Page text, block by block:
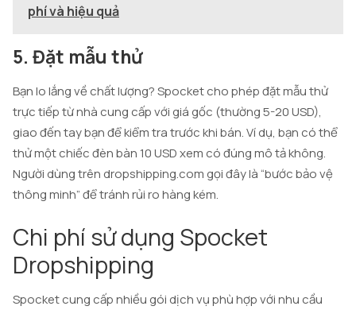
phí và hiệu quả
5. Đặt mẫu thử
Bạn lo lắng về chất lượng? Spocket cho phép đặt mẫu thử
trực tiếp từ nhà cung cấp với giá gốc (thường 5-20 USD),
giao đến tay bạn để kiểm tra trước khi bán. Ví dụ, bạn có thể
thử một chiếc đèn bàn 10 USD xem có đúng mô tả không.
Người dùng trên dropshipping.com gọi đây là “bước bảo vệ
thông minh” để tránh rủi ro hàng kém.
Chi phí sử dụng Spocket
Dropshipping
Spocket cung cấp nhiều gói dịch vụ phù hợp với nhu cầu